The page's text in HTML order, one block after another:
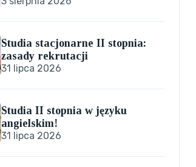
Studia stacjonarne II stopnia:
zasady rekrutacji
31 lipca 2026
Studia II stopnia w języku
angielskim!
31 lipca 2026